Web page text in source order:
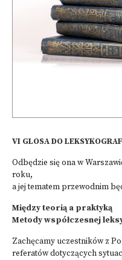
VI GLOSA DO
Odbędzie się ona w
roku,
a jej tematem przewodnim
Między teorią a praktyką
Metody współczesnej
Zachęcamy uczestników z
referatów dotyczących